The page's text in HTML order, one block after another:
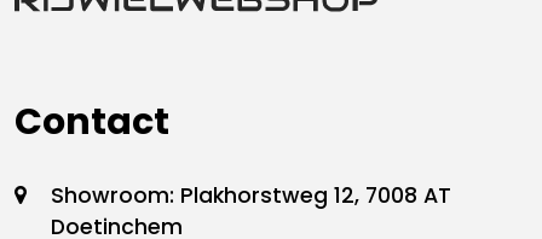
Contact
Showroom: Plakhorstweg 12, 7008 AT
Doetinchem